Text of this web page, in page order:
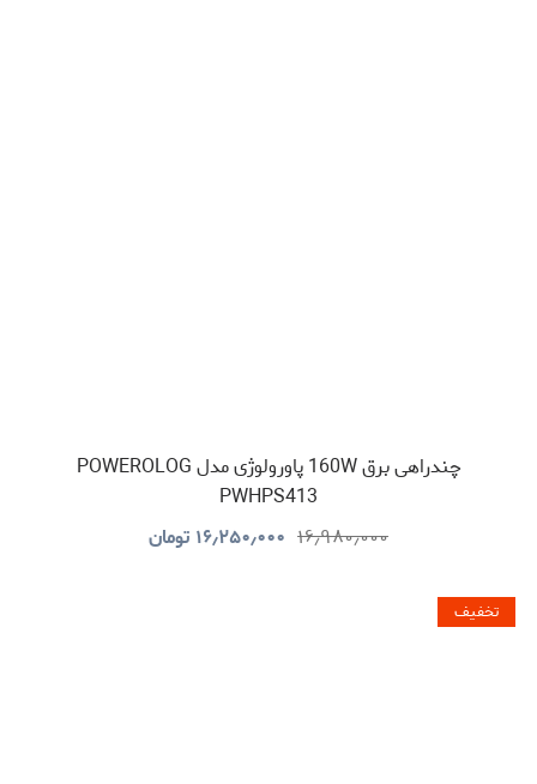
چندراهی برق 160W پاورولوژی مدل POWEROLOG
PWHPS413
۱۶٫۹۸۰٫۰۰۰ ۱۶٫۲۵۰٫۰۰۰ تومان
تخفیف